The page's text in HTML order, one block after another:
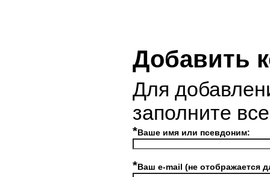
Добавить
Для
заполните
*Ваше имя или псевдоним:
*Ваш e-mail (не отображается